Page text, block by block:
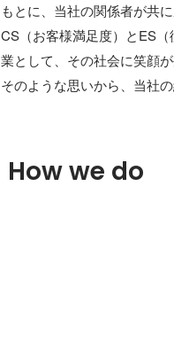
もとに、当社の関係者が共
CS（お客様満足度）とES
業として、その社会に笑顔
そのような思いから、当社
How we do